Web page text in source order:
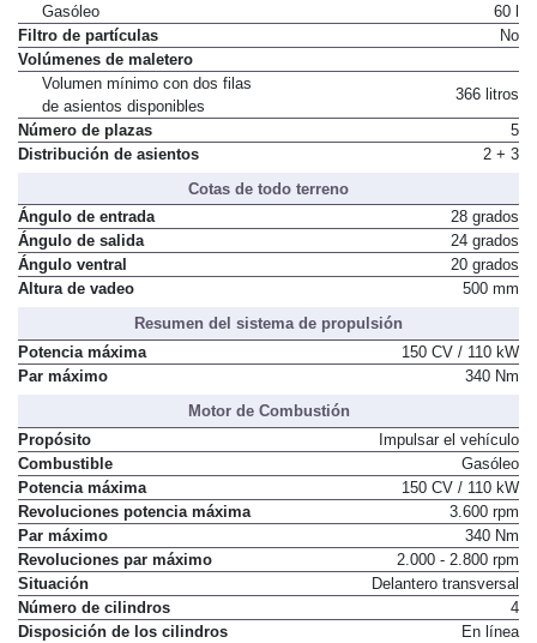
Gasóleo
60 l
Filtro de partículas
No
Volúmenes de maletero
Volumen mínimo con dos filas
de asientos disponibles
366 litros
Número de plazas
5
Distribución de asientos
2 + 3
Cotas de todo terreno
Ángulo de entrada
28 grados
Ángulo de salida
24 grados
Ángulo ventral
20 grados
Altura de vadeo
500 mm
Resumen del sistema de propulsión
Potencia máxima
150 CV / 110 kW
Par máximo
340 Nm
Motor de Combustión
Propósito
Impulsar el vehículo
Combustible
Gasóleo
Potencia máxima
150 CV / 110 kW
Revoluciones potencia máxima
3.600 rpm
Par máximo
340 Nm
Revoluciones par máximo
2.000 - 2.800 rpm
Situación
Delantero transversal
Número de cilindros
4
Disposición de los cilindros
En línea